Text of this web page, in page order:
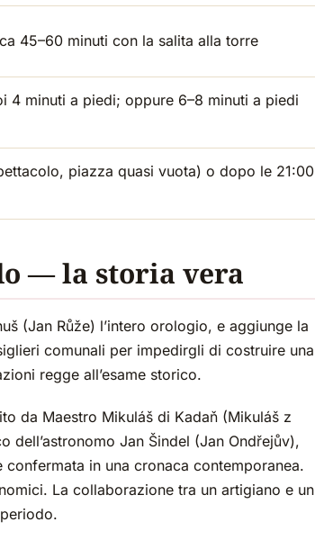
45–60 minuti con la salita alla torre
4 minuti a piedi; oppure 6–8 minuti a piedi
piazza quasi vuota) o dopo le 21:00
— la storia vera
(Jan Růže) l’intero orologio, e aggiunge la
comunali per impedirgli di costruire una
regge all’esame storico.
da Maestro Mikuláš di Kadaň (Mikuláš z
Jan Šindel (Jan Ondřejův),
confermata in una cronaca contemporanea.
La collaborazione tra un artigiano e un